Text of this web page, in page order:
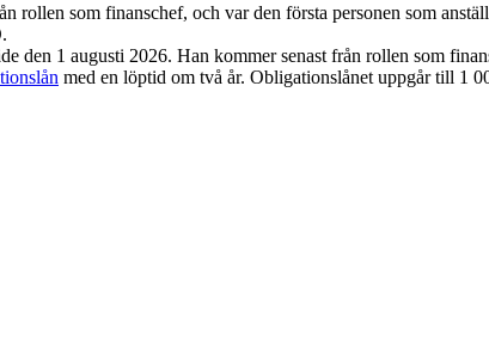
rollen som finanschef, och var den första personen som
den 1 augusti 2026. Han kommer senast från rollen som
med en löptid om två år. Obligationslånet uppgår till 1